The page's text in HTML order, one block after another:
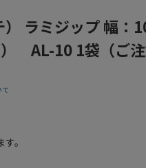
） ラミジップ 幅
AL-10 1袋（ご
て
。